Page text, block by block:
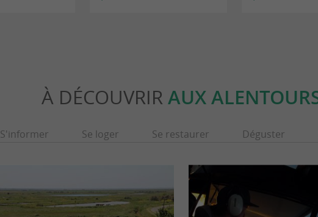
À DÉCOUVRIR AUX
S'informer Se loger Se restaurer Déguster